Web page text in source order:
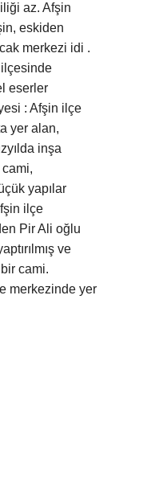
az. Afşin
eskiden
merkezi idi .
eserler
: Afşin ilçe
yer alan,
inşa
yapılar
ilçe
Pir Ali oğlu
ve
bir cami.
merkezinde yer